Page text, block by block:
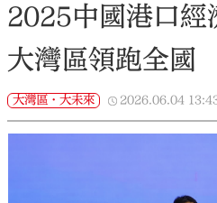
2025中國港口
大灣區領跑全國
大灣區·大未來 2026.06.04